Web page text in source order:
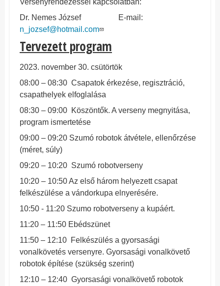
Dr. Nemes József E-mail:
n_jozsef@hotmail.com
Tervezett program
2023. november 30. csütörtök
08:00 – 08:30 Csapatok érkezése, regisztráció,
csapathelyek elfoglalása
08:30 – 09:00 Köszöntők. A verseny megnyitása,
program ismertetése
09:00 – 09:20 Szumó robotok átvétele, ellenőrzése
(méret, súly)
09:20 – 10:20 Szumó robotverseny
10:20 – 10:50 Az első három helyezett csapat
felkészülése a vándorkupa elnyerésére.
10:50 - 11:20 Szumo robotverseny a kupáért.
11:20 – 11:50 Ebédszünet
11:50 – 12:10 Felkészülés a gyorsasági
vonalkövetés versenyre. Gyorsasági vonalkövető
robotok építése (szükség szerint)
12:10 – 12:40 Gyorsasági vonalkövető robotok